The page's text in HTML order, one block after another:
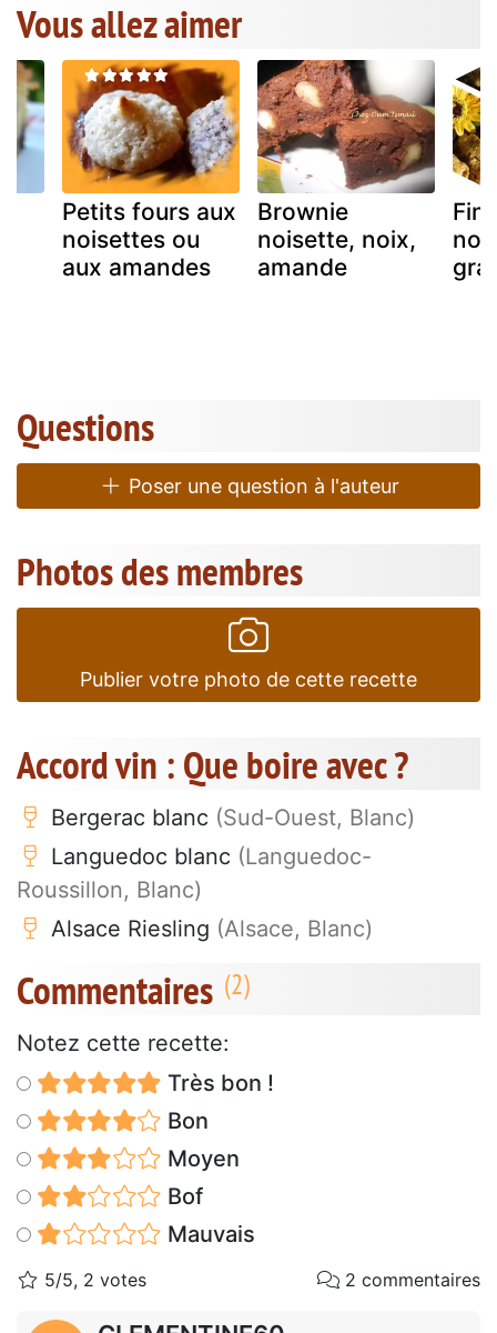
Vous allez aimer
Petits fours aux
noisettes ou
aux amandes
Brownie
noisette, noix,
amande
Questions
Poser une question à l'auteur
Photos des membres
Publier votre photo de cette recette
Accord vin : Que boire avec ?
Bergerac blanc (Sud-Ouest, Blanc)
Languedoc blanc (Languedoc-
Roussillon, Blanc)
Alsace Riesling (Alsace, Blanc)
Commentaires
Notez cette recette:
Très bon !
Bon
Moyen
Bof
Mauvais
5/5, 2 votes 2 commentaires